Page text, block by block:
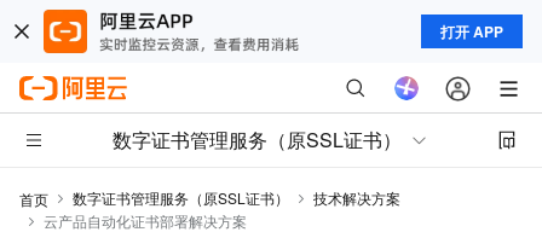
打开 APP
数字证书管理服务（原SSL证书）
首页 数字证书管理服务（原SSL证书）
技术解决方案
云产品自动化证书部署解决方案